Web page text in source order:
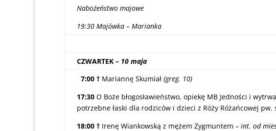
Nabożeństwo majowe
19:30 Majówka – Marianka
CZWARTEK – 10 maja
7:00 † Mariannę Skumiał (greg. 10)
17:30 O Boże błogosławieństwo, opiekę MB Jedności i
potrzebne łaski dla rodziców i dzieci z Róży Różańcowej pw.
18:00 † Irenę Wiankowską z mężem Zygmuntem – int. od